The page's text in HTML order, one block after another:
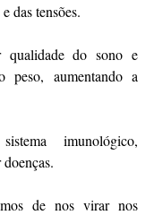
das tensões.
qualidade do sono e
peso, aumentando a
imunológico,
de nos virar nos